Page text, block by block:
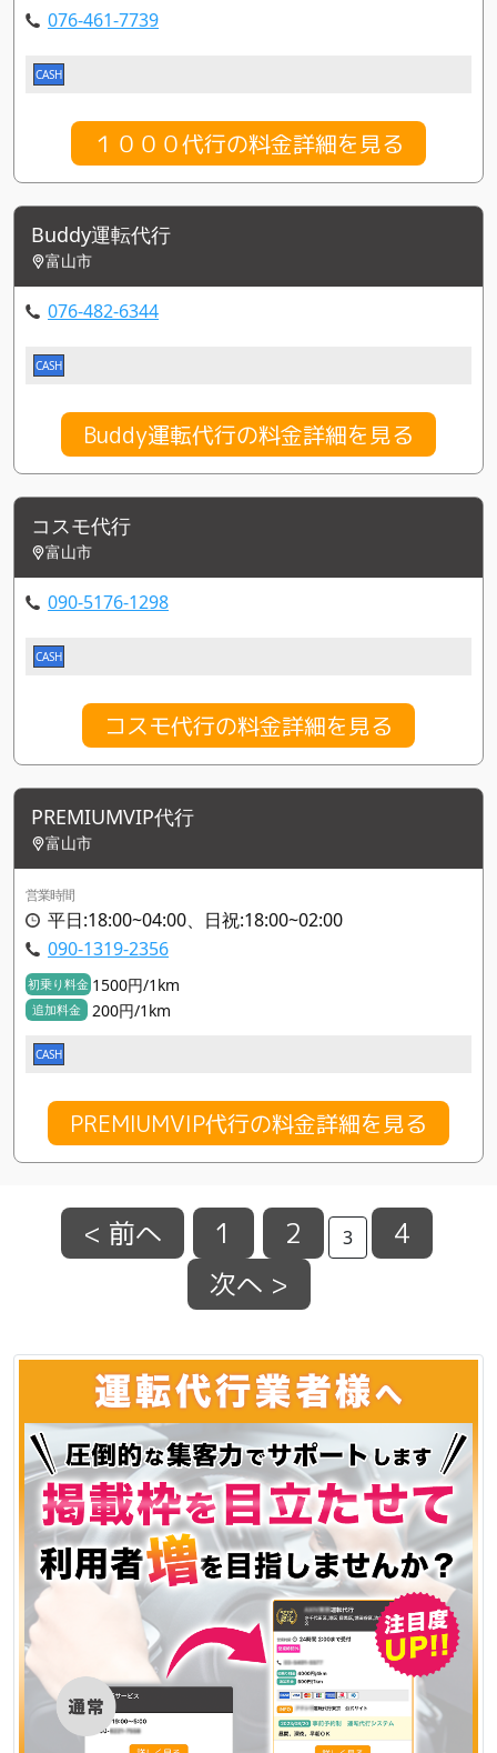
076-461-7739
CASH
１０００代行の料金詳細を見る
Buddy運転代行
富山市
076-482-6344
CASH
Buddy運転代行の料金詳細を見る
コスモ代行
富山市
090-5176-1298
CASH
コスモ代行の料金詳細を見る
PREMIUMVIP代行
富山市
営業時間
平日:18:00~04:00、日祝:18:00~02:00
090-1319-2356
初乗り料金 1500円/1km
追加料金 200円/1km
CASH
PREMIUMVIP代行の料金詳細を見る
< 前へ 1 2 3
4
次へ >